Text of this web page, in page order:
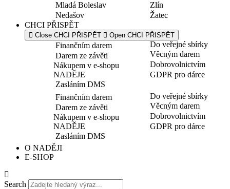
Mladá Boleslav
Nedašov
Zlín
Žatec
CHCI PŘISPĚT
Close CHCI PŘISPĚT Open CHCI PŘISPĚT
Finančním darem
Darem ze závěti
Nákupem v e-shopu
NADĚJE
Zasláním DMS
Do veřejné sbírky
Věcným darem
Dobrovolnictvím
GDPR pro dárce
Finančním darem
Darem ze závěti
Nákupem v e-shopu
NADĚJE
Zasláním DMS
Do veřejné sbírky
Věcným darem
Dobrovolnictvím
GDPR pro dárce
O NADĚJI
E-SHOP
Search